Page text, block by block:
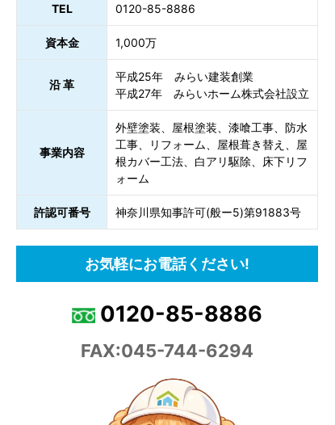
TEL 0120-85-8886
資本金 1,000万
沿 革
平成25年 みらい建装創業
平成27年 みらいホーム株式会社設立
事業内容
外壁塗装、屋根塗装、漆喰工事、防水
工事、リフォーム、屋根葺き替え、屋
根カバー工法、白アリ駆除、床下リフ
ォーム
許認可番号 神奈川県知事許可(般ー5)第91883号
お気軽にお電話ください!
0120-85-8886
FAX:045-744-6294